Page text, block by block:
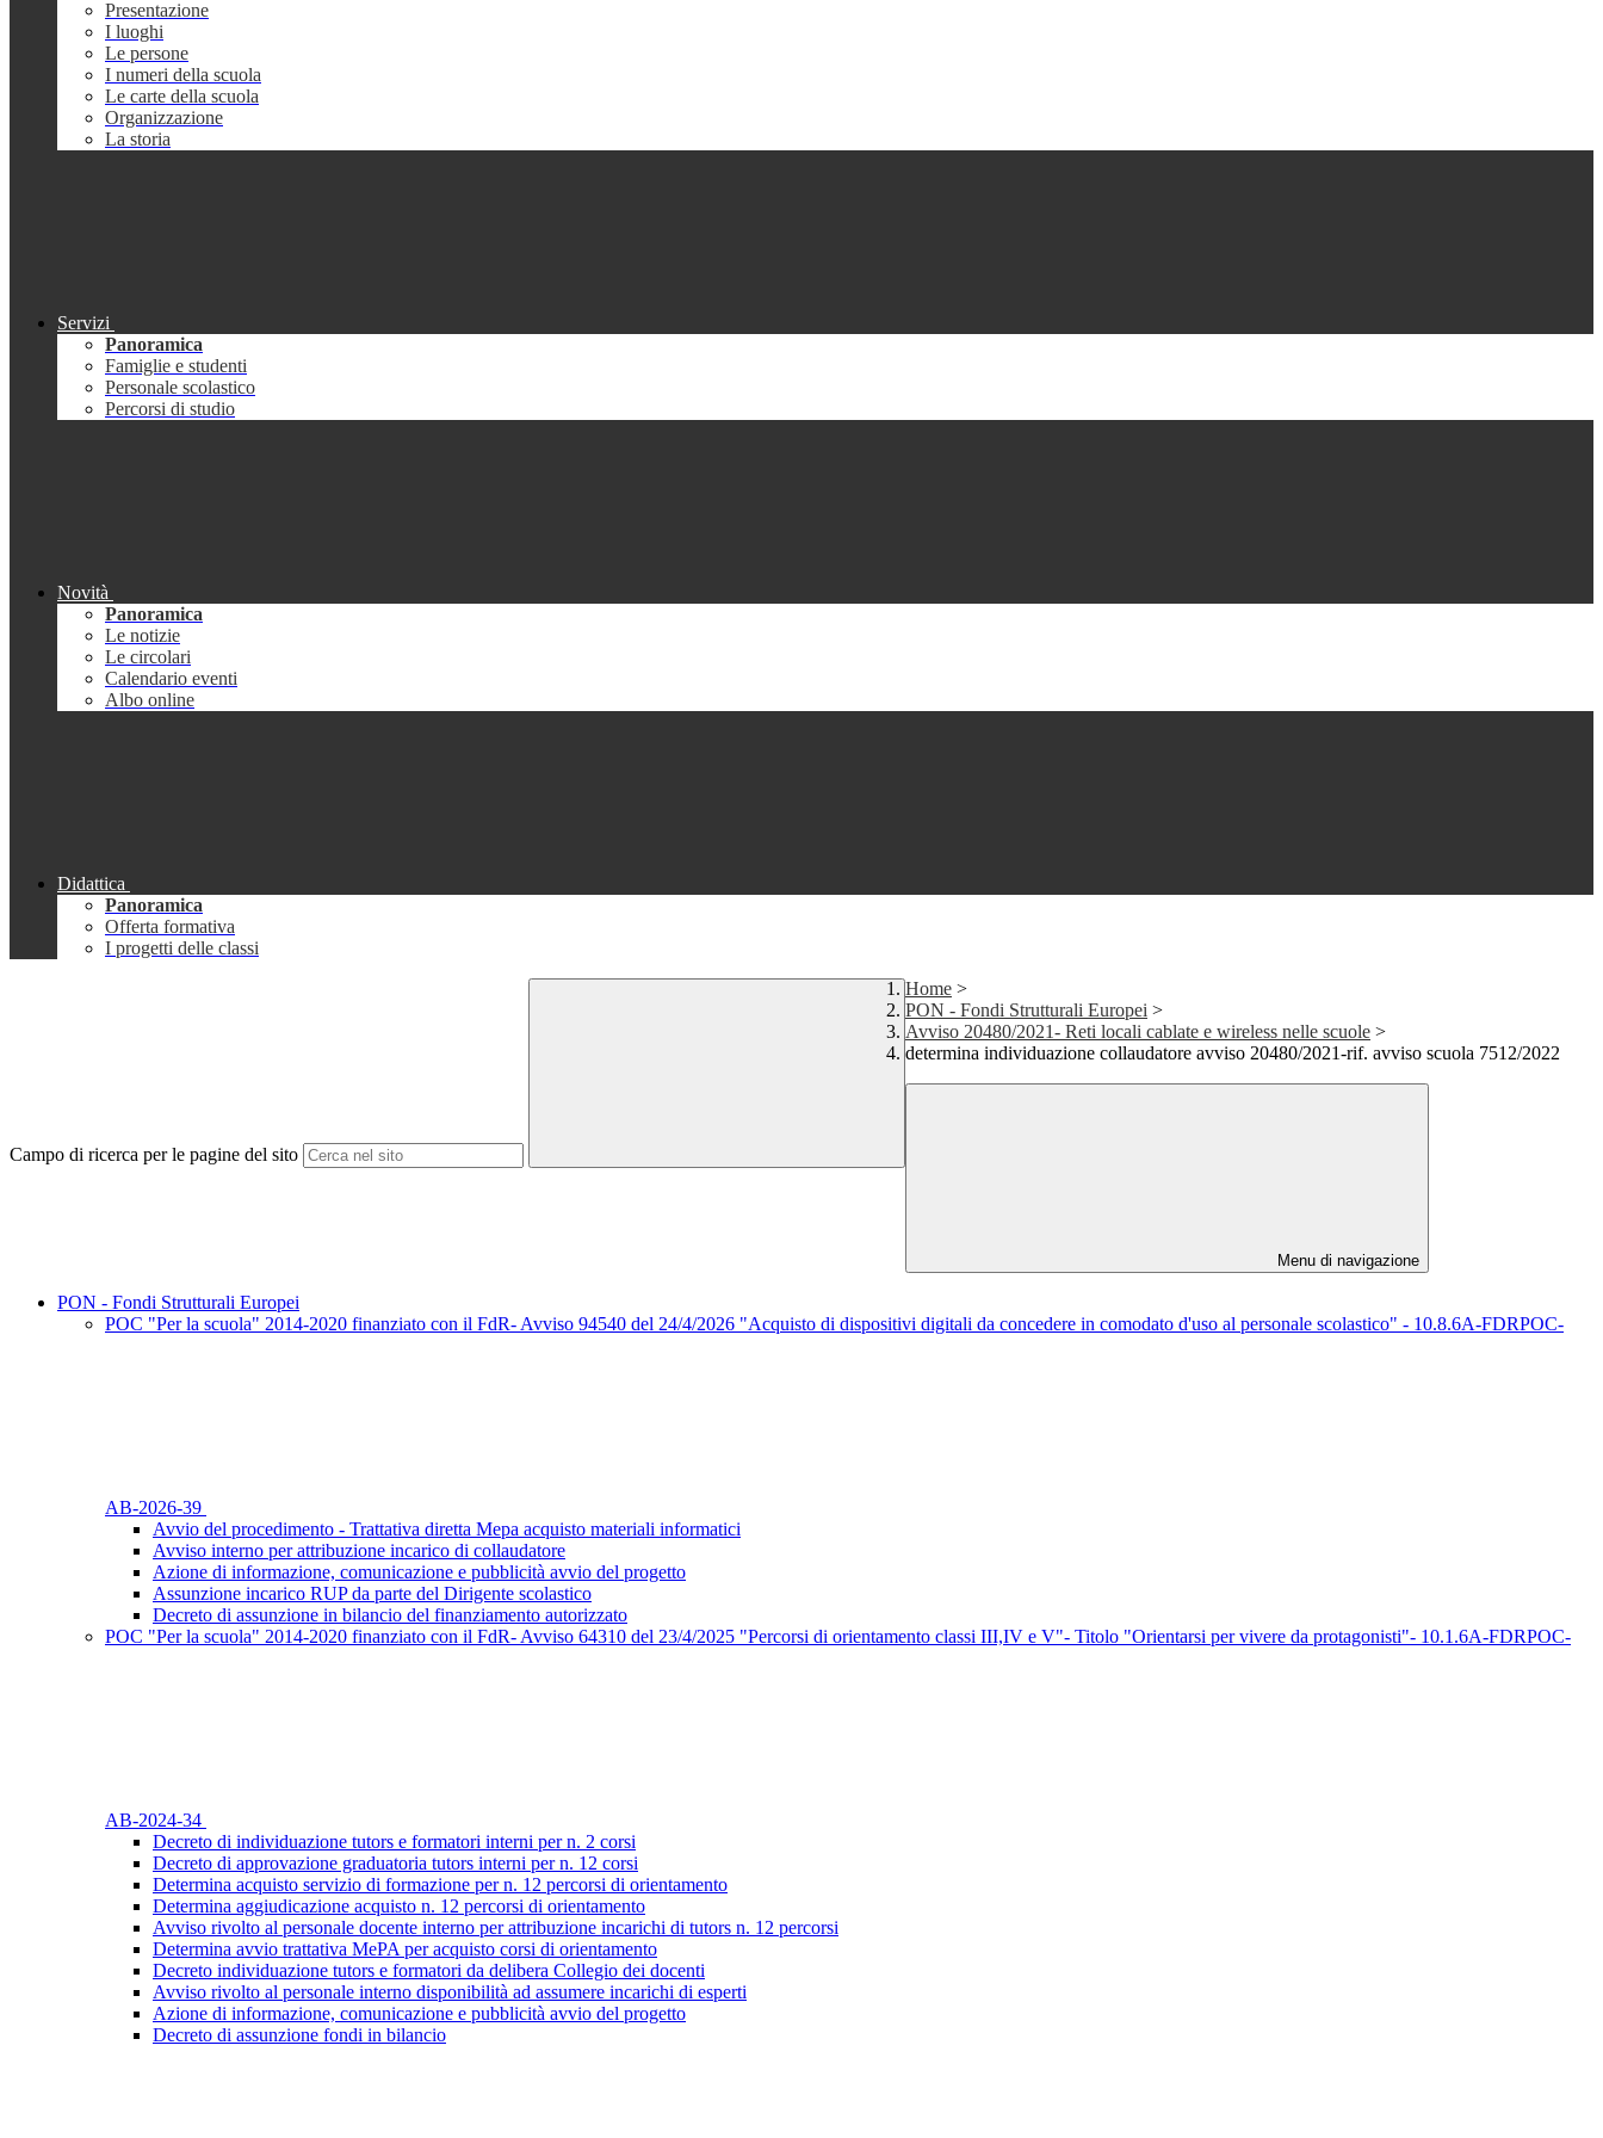
Presentazione
I luoghi
Le persone
I numeri della scuola
Le carte della scuola
Organizzazione
La storia
Servizi
Panoramica
Famiglie e studenti
Personale scolastico
Percorsi di studio
Novità
Panoramica
Le notizie
Le circolari
Calendario eventi
Albo online
Didattica
Panoramica
Offerta formativa
I progetti delle classi
Campo di ricerca per le pagine del sito
Home >
PON - Fondi Strutturali Europei >
Avviso 20480/2021- Reti locali cablate e wireless nelle scuole >
determina individuazione collaudatore avviso 20480/2021-rif. avviso scuola 7512/2022
Menu di navigazione
PON - Fondi Strutturali Europei
POC "Per la scuola" 2014-2020 finanziato con il FdR- Avviso 94540 del 24/4/2026 "Acquisto di dispositivi digitali da concedere in comodato d'uso al personale scolastico" - 10.8.6A-FDRPOC-
AB-2026-39
Avvio del procedimento - Trattativa diretta Mepa acquisto materiali informatici
Avviso interno per attribuzione incarico di collaudatore
Azione di informazione, comunicazione e pubblicità avvio del progetto
Assunzione incarico RUP da parte del Dirigente scolastico
Decreto di assunzione in bilancio del finanziamento autorizzato
POC "Per la scuola" 2014-2020 finanziato con il FdR- Avviso 64310 del 23/4/2025 "Percorsi di orientamento classi III,IV e V"- Titolo "Orientarsi per vivere da protagonisti"- 10.1.6A-FDRPOC-
AB-2024-34
Decreto di individuazione tutors e formatori interni per n. 2 corsi
Decreto di approvazione graduatoria tutors interni per n. 12 corsi
Determina acquisto servizio di formazione per n. 12 percorsi di orientamento
Determina aggiudicazione acquisto n. 12 percorsi di orientamento
Avviso rivolto al personale docente interno per attribuzione incarichi di tutors n. 12 percorsi
Determina avvio trattativa MePA per acquisto corsi di orientamento
Decreto individuazione tutors e formatori da delibera Collegio dei docenti
Avviso rivolto al personale interno disponibilità ad assumere incarichi di esperti
Azione di informazione, comunicazione e pubblicità avvio del progetto
Decreto di assunzione fondi in bilancio